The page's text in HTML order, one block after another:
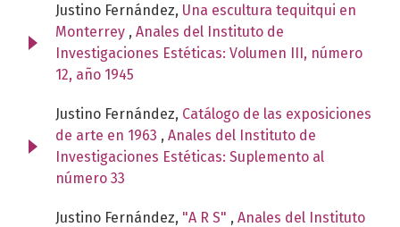
Justino Fernández, Una escultura tequitqui en
Monterrey , Anales del Instituto de
Investigaciones Estéticas: Volumen III, número
12, año 1945
Justino Fernández, Catálogo de las exposiciones
de arte en 1963 , Anales del Instituto de
Investigaciones Estéticas: Suplemento al
número 33
Justino Fernández, "A R S" , Anales del Instituto